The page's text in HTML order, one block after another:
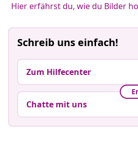
Hier erfährst du, wie du Bilder
Schreib uns einfach!
Zum Hilfecenter
Chatte mit uns